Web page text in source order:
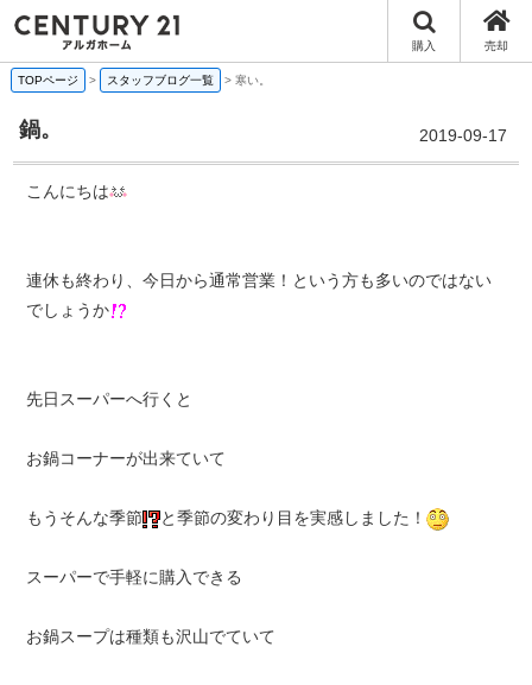
購入 売却
TOPページ > スタッフブログ一覧 > 寒い。
鍋。 2019-09-17
こんにちは
連休も終わり、今日から通常営業！という方も多いのではない
でしょうか
先日スーパーへ行くと
お鍋コーナーが出来ていて
もうそんな季節 と季節の変わり目を実感しました！
スーパーで手軽に購入できる
お鍋スープは種類も沢山でていて